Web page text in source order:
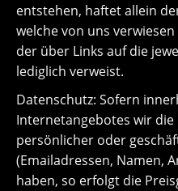
entstehen, haftet allein
welche von uns
der über Links auf die
lediglich verweist.
Datenschutz: Sofern
Internetangebotes wir die
persönlicher oder
(Emailadressen, Namen,
haben, so erfolgt die